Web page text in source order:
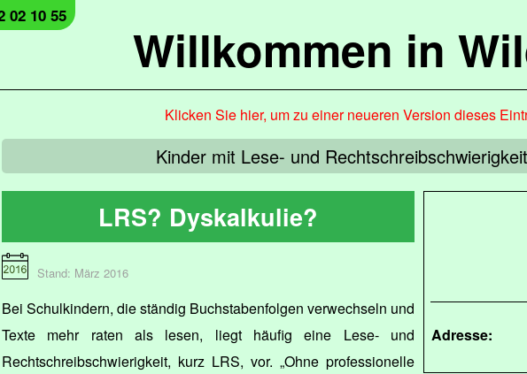
Willkommen in
02 10 55
Klicken Sie hier, um zu einer neueren Version dieses
Kinder mit Lese- und
Adresse:
LRS? Dyskalkulie?
Stand: März 2016
Bei Schulkindern, die ständig Buchstabenfolgen verwechseln und
Texte mehr raten als lesen, liegt häufig eine Lese- und
Rechtschreibschwierigkeit, kurz LRS, vor. „Ohne professionelle